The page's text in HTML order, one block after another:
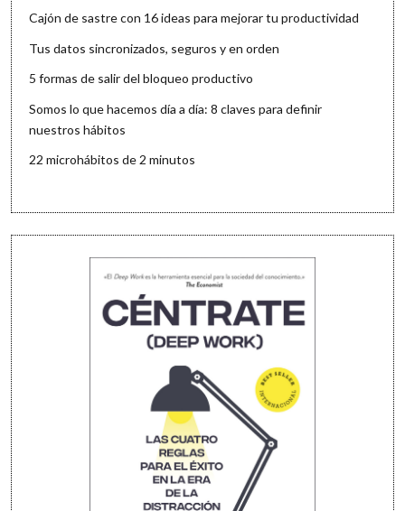
Cajón de sastre con 16 ideas para mejorar tu productividad
Tus datos sincronizados, seguros y en orden
5 formas de salir del bloqueo productivo
Somos lo que hacemos día a día: 8 claves para definir
nuestros hábitos
22 microhábitos de 2 minutos